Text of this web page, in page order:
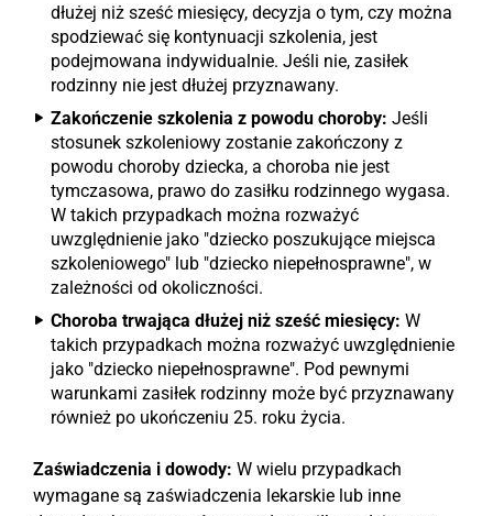
dłużej niż sześć miesięcy, decyzja o tym, czy można
spodziewać się kontynuacji szkolenia, jest
podejmowana indywidualnie. Jeśli nie, zasiłek
rodzinny nie jest dłużej przyznawany.
Zakończenie szkolenia z powodu choroby: Jeśli
stosunek szkoleniowy zostanie zakończony z
powodu choroby dziecka, a choroba nie jest
tymczasowa, prawo do zasiłku rodzinnego wygasa.
W takich przypadkach można rozważyć
uwzględnienie jako "dziecko poszukujące miejsca
szkoleniowego" lub "dziecko niepełnosprawne", w
zależności od okoliczności.
Choroba trwająca dłużej niż sześć miesięcy: W
takich przypadkach można rozważyć uwzględnienie
jako "dziecko niepełnosprawne". Pod pewnymi
warunkami zasiłek rodzinny może być przyznawany
również po ukończeniu 25. roku życia.
Zaświadczenia i dowody: W wielu przypadkach
wymagane są zaświadczenia lekarskie lub inne